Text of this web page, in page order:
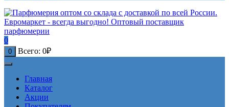
0
0 Всего: 0₽
Главная
Каталог
Акции